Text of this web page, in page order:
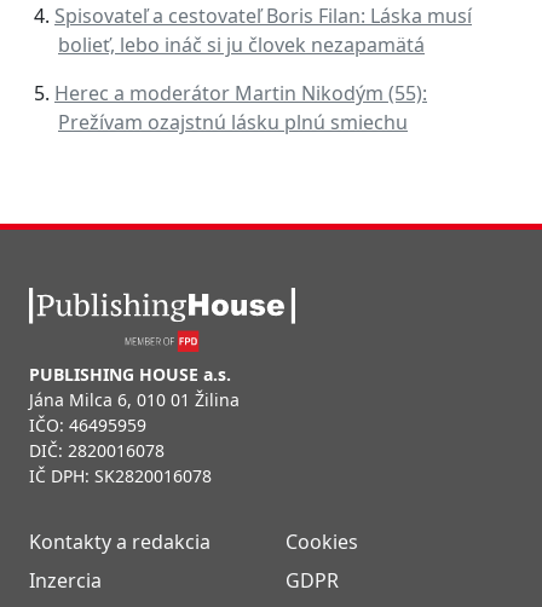
Spisovateľ a cestovateľ Boris Filan: Láska musí
bolieť, lebo ináč si ju človek nezapamätá
Herec a moderátor Martin Nikodým (55):
Prežívam ozajstnú lásku plnú smiechu
PUBLISHING HOUSE a.s.
Jána Milca 6, 010 01 Žilina
IČO: 46495959
DIČ: 2820016078
IČ DPH: SK2820016078
Kontakty a redakcia
Inzercia
Cookies
GDPR